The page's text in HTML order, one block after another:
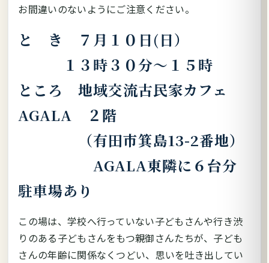
お間違いのないようにご注意ください。
と き ７月１０日(日）
１３時３０分～１５時
ところ 地域交流古民家カフェ
AGALA ２階
（有田市箕島13-2番地）
AGALA東隣に６台分
駐車場あり
この場は、学校へ行っていない子どもさんや行き渋
りのある子どもさんをもつ親御さんたちが、子ども
さんの年齢に関係なくつどい、思いを吐き出してい